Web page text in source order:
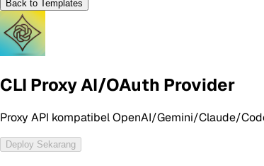
Back to Templates
CLI Proxy AI/OAuth Provider
Proxy API kompatibel OpenAI/Gemini/Claude/
Deploy Sekarang